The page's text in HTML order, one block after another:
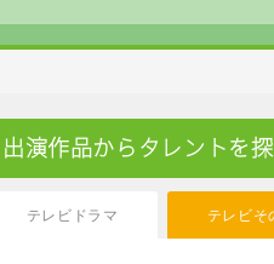
出演作品からタレントを
テレビドラマ テレビそ